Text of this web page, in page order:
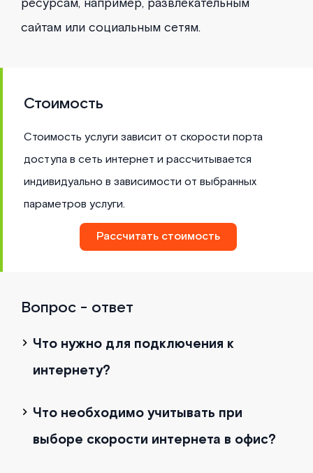
сайтам или социальным сетям.
Стоимость
Стоимость услуги зависит от скорости порта
доступа в сеть интернет и рассчитывается
индивидуально в зависимости от выбранных
параметров услуги.
Рассчитать стоимость
Вопрос - ответ
Что нужно для подключения к
интернету?
Что необходимо учитывать при
выборе скорости интернета в офис?